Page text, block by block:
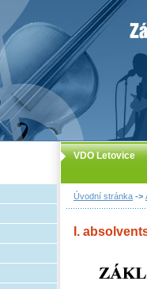
Úvodní stránka ->
I.
VDO Letovice